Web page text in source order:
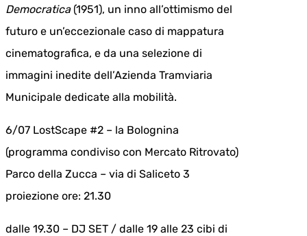
Democratica(1951), un inno all’ottimismo del
futuro e un’eccezionale caso di mappatura
cinematografica, e da una selezione di
immagini inedite dell’Azienda Tramviaria
Municipale dedicate alla mobilità.
6/07 LostScape #2 – la Bolognina
(programma condiviso con Mercato Ritrovato)
Parco della Zucca – via di Saliceto 3
proiezione ore: 21.30
dalle 19.30 – DJ SET / dalle 19 alle 23 cibi di